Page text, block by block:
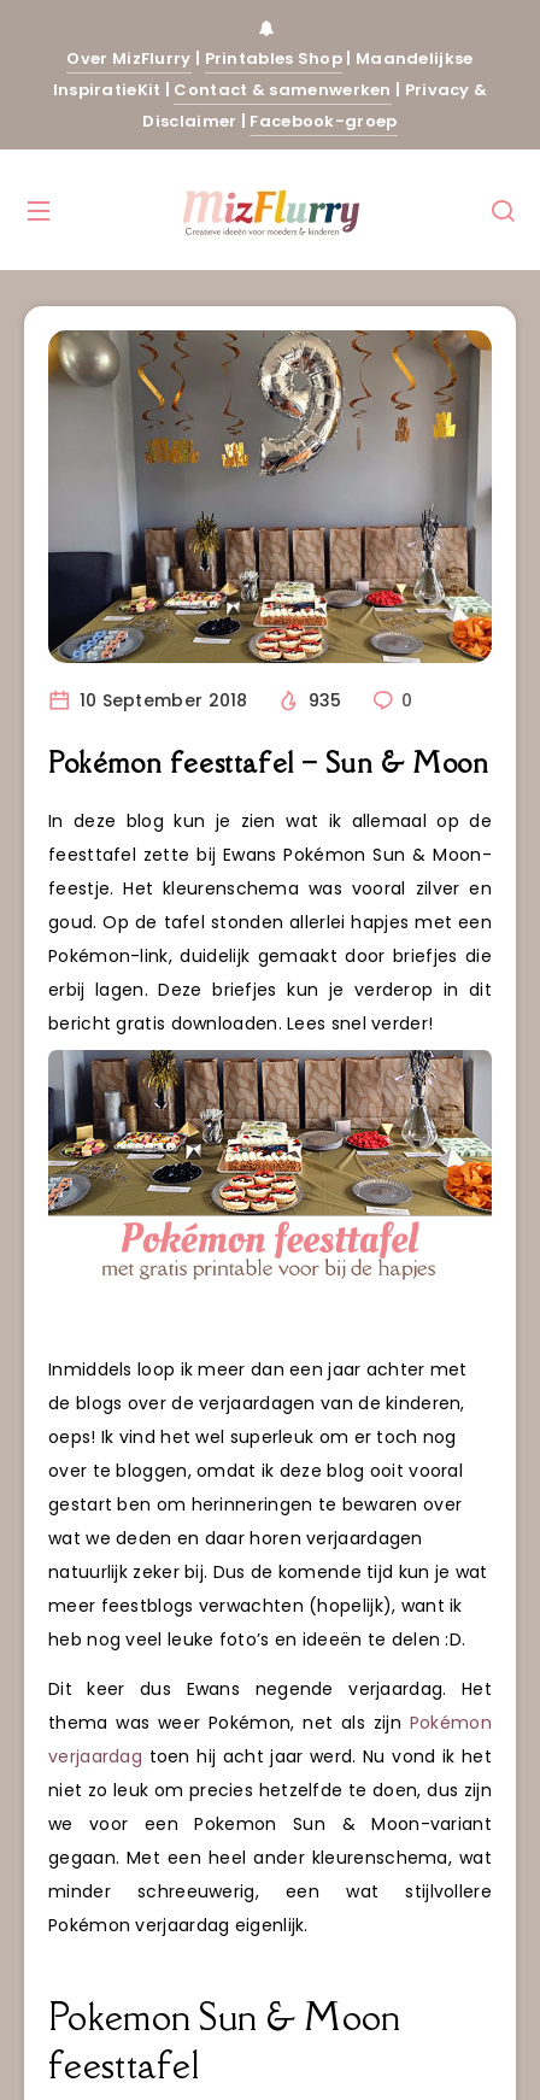
Over MizFlurry | Printables Shop | Maandelijkse
InspiratieKit | Contact & samenwerken | Privacy &
Disclaimer | Facebook-groep
10 September 2018 935 0
Pokémon feesttafel – Sun & Moon
In deze blog kun je zien wat ik allemaal op de
feesttafel zette bij Ewans Pokémon Sun & Moon-
feestje. Het kleurenschema was vooral zilver en
goud. Op de tafel stonden allerlei hapjes met een
Pokémon-link, duidelijk gemaakt door briefjes die
erbij lagen. Deze briefjes kun je verderop in dit
bericht gratis downloaden. Lees snel verder!
Inmiddels loop ik meer dan een jaar achter met
de blogs over de verjaardagen van de kinderen,
oeps! Ik vind het wel superleuk om er toch nog
over te bloggen, omdat ik deze blog ooit vooral
gestart ben om herinneringen te bewaren over
wat we deden en daar horen verjaardagen
natuurlijk zeker bij. Dus de komende tijd kun je wat
meer feestblogs verwachten (hopelijk), want ik
heb nog veel leuke foto’s en ideeën te delen :D.
Dit keer dus Ewans negende verjaardag.Het
thema was weer Pokémon, net als zijn Pokémon
verjaardag toen hij acht jaar werd. Nu vond ik het
niet zo leuk om precies hetzelfde te doen, dus zijn
we voor een Pokemon Sun & Moon-variant
gegaan. Met een heel ander kleurenschema, wat
minder schreeuwerig, een wat stijlvollere
Pokémon verjaardag eigenlijk.
Pokemon Sun & Moon
feesttafel